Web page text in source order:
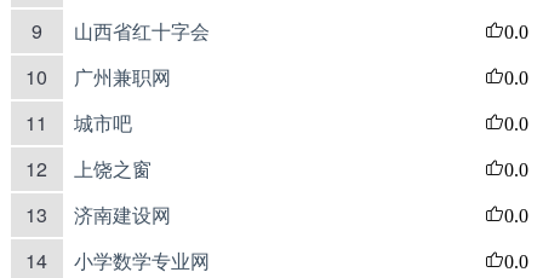
9 山西省红十字会 0.0
10 广州兼职网 0.0
11 城市吧 0.0
12 上饶之窗 0.0
13 济南建设网 0.0
14 小学数学专业网 0.0